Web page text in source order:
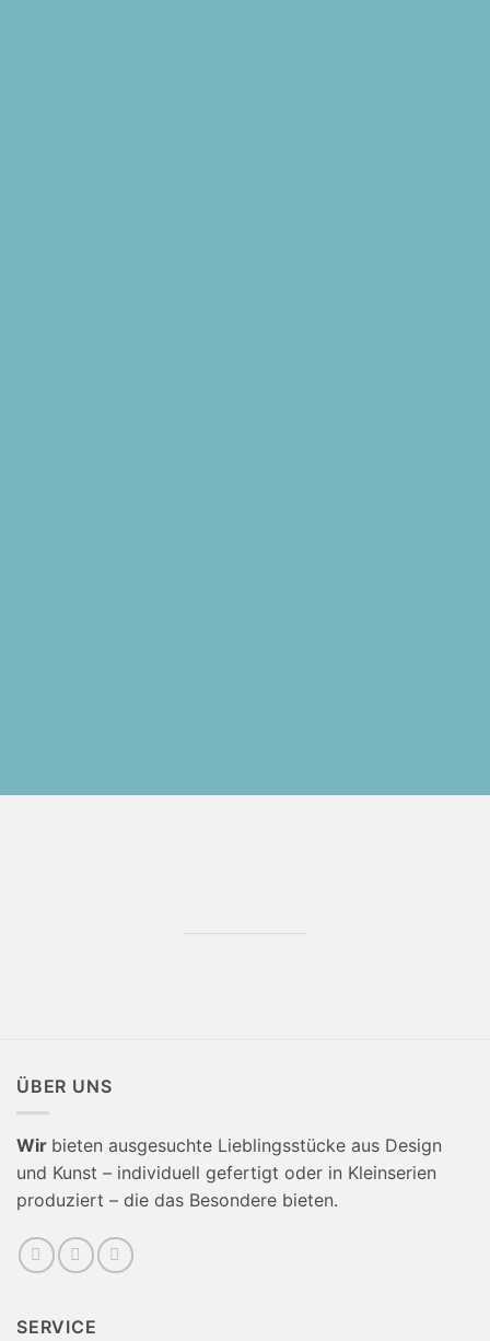
ÜBER UNS
Wir bieten ausgesuchte Lieblingsstücke aus Design
und Kunst – individuell gefertigt oder in Kleinserien
produziert – die das Besondere bieten.
SERVICE